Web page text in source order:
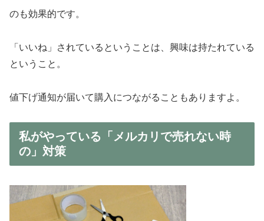
のも効果的です。
「いいね」されているということは、興味は持たれている
ということ。
値下げ通知が届いて購入につながることもありますよ。
私がやっている「メルカリで売れない時
の」対策